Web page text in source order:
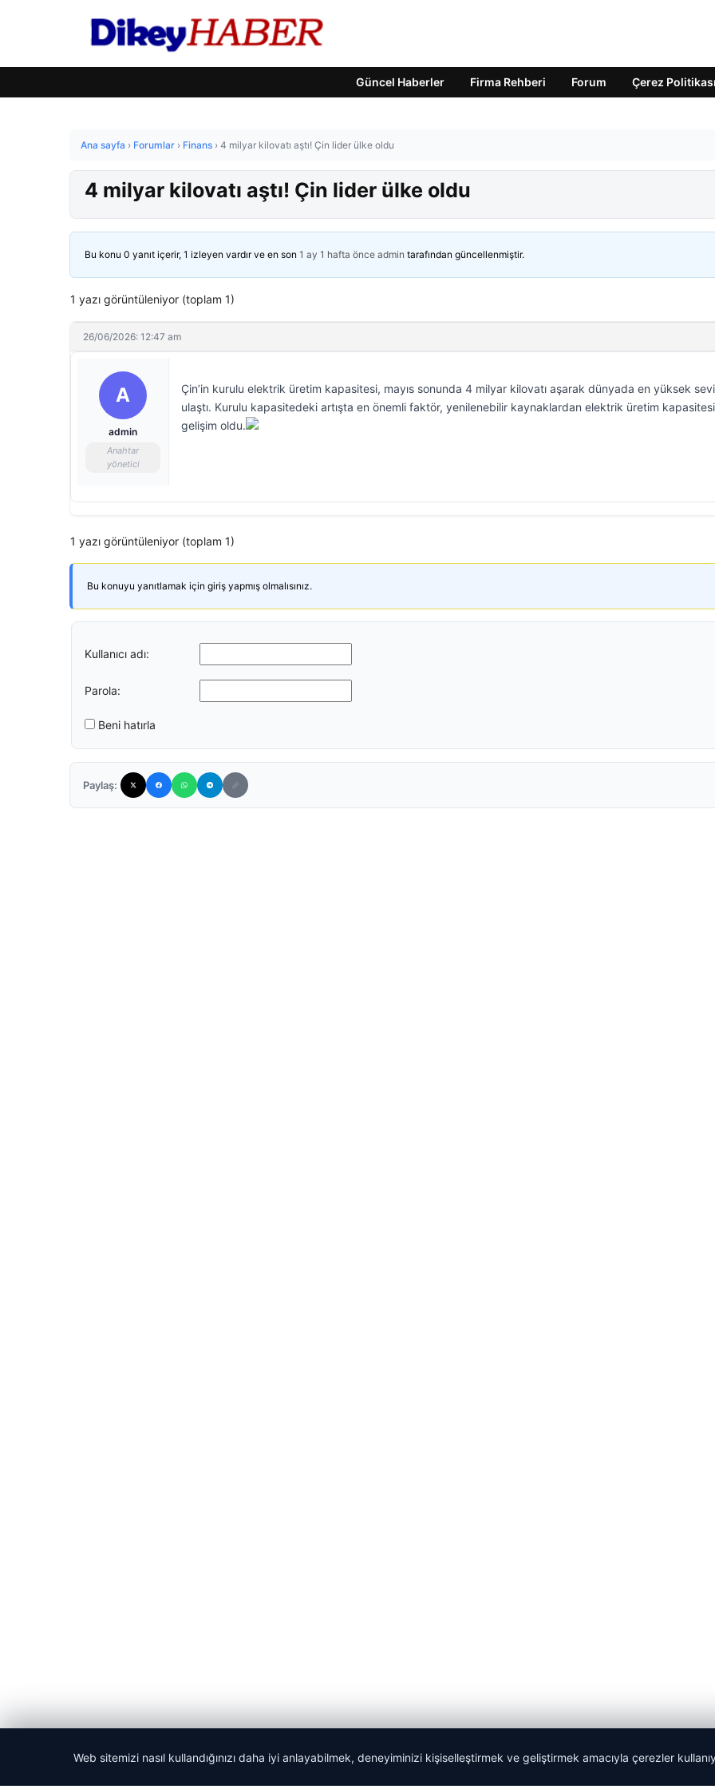
Güncel Haberler Firma Rehberi Forum Çerez Politikası
Ana sayfa › Forumlar › Finans › 4 milyar kilovatı aştı! Çin lider ülke oldu
4 milyar kilovatı aştı! Çin lider ülke oldu
Bu konu 0 yanıt içerir, 1 izleyen vardır ve en son 1 ay 1 hafta önce admin tarafından güncellenmiştir.
1 yazı görüntüleniyor (toplam 1)
26/06/2026: 12:47 am
A
admin
Anahtar
yönetici
Çin’in kurulu elektrik üretim kapasitesi, mayıs sonunda 4 milyar kilovatı aşarak dünyada en yüksek
ulaştı. Kurulu kapasitedeki artışta en önemli faktör, yenilenebilir kaynaklardan elektrik üretim
gelişim oldu.
1 yazı görüntüleniyor (toplam 1)
Bu konuyu yanıtlamak için giriş yapmış olmalısınız.
Kullanıcı adı:
Parola:
Beni hatırla
Paylaş:
© 2026 Dikey Haber
Web sitemizi nasıl kullandığınızı daha iyi anlayabilmek, deneyiminizi kişiselleştirmek ve geliştirmek amacıyla çerezler